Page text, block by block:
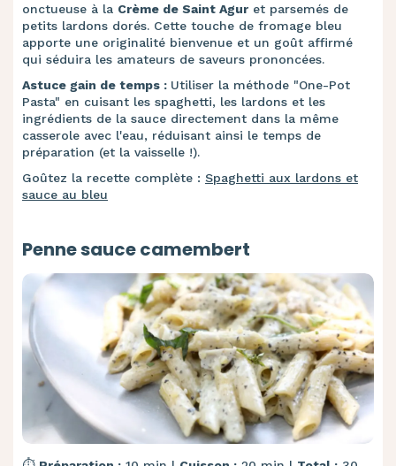
onctueuse à la Crème de Saint Agur et parsemés de
petits lardons dorés. Cette touche de fromage bleu
apporte une originalité bienvenue et un goût affirmé
qui séduira les amateurs de saveurs prononcées.
Astuce gain de temps : Utiliser la méthode "One-Pot
Pasta" en cuisant les spaghetti, les lardons et les
ingrédients de la sauce directement dans la même
casserole avec l'eau, réduisant ainsi le temps de
préparation (et la vaisselle !).
Goûtez la recette complète : Spaghetti aux lardons et
sauce au bleu
Penne sauce camembert